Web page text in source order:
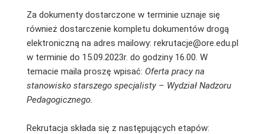
Za dokumenty dostarczone w terminie uznaje się
również dostarczenie kompletu dokumentów drogą
elektroniczną na adres mailowy: rekrutacje@ore.edu.pl
w terminie do 15.09.2023r. do godziny 16.00. W
temacie maila proszę wpisać: Oferta pracy na
stanowisko starszego specjalisty – Wydział Nadzoru
Pedagogicznego.
Rekrutacja składa się z następujących etapów: